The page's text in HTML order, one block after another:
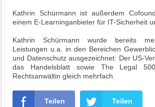
Kathrin Schürmann ist außerdem
einem E-Learninganbieter für IT-Sicherheit
Kathrin Schürmann wurde bereits
Leistungen u.a. in den Bereichen
und Datenschutz ausgezeichnet: Der US-
das Handelsblatt sowie The Legal
Rechtsanwältin gleich mehrfach.
Teilen Teilen